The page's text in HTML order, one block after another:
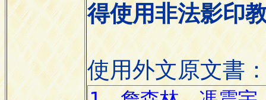
得使用非法影印
使用外文原文書